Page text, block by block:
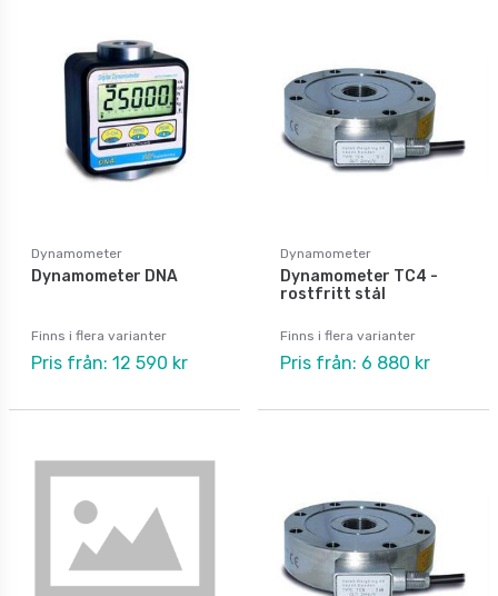
Dynamometer
Dynamometer DNA
Finns i flera varianter
Pris från: 12 590 kr
Dynamometer
Dynamometer TC4 -
rostfritt stål
Finns i flera varianter
Pris från: 6 880 kr